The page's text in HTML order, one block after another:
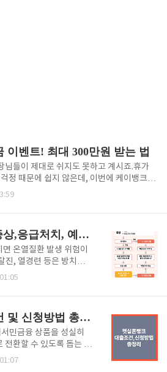
이벤트! 최대 300만원 받는 법
님들이 제대로 쉬지도 못하고 계시죠.휴가
정 때문에 쉽지 않은데, 이번에 케이뱅크에
별한 혜택을 준비했습니다.바로 케이뱅크
명, 300만원 여행지원금 추첨✔ 이벤트 기
일즉, 단순히 통장을 만들었을 뿐인데 휴
만원 당첨 기회까지 주어집니다.자영업자
이죠. 🔻 이벤..
🔥 온열질환 예방 (증상,응급처치, 예방법)
온열질환 발생 위험이
진, 열경련 등은 방치할
문에 빠른 인식과 적절한
, 의식장애, 빈맥, 혼수
, 피로, 어지러움, 메스
아리·허벅지), 탈수 증
실, 어지러움⚠ 낮음열
⚠ 낮음일광화상피부 따
햇살론뱅크 대출조건 및 신청방법 총정리 (2025년 기준)
민금융 상품을 성실히
전환할 수 있도록 돕는 정
신용자·저소득자분들